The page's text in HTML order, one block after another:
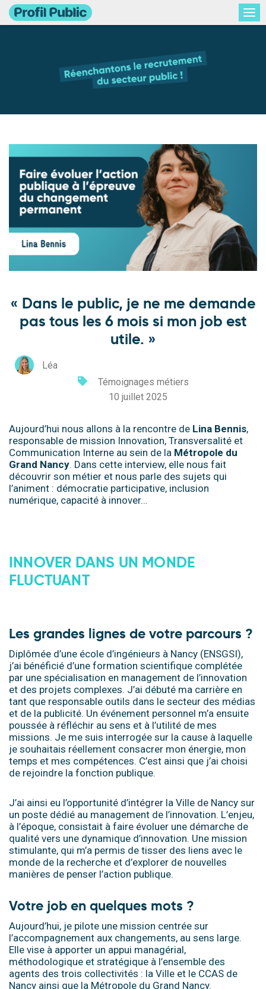
« Dans le public, je ne me demande
pas tous les 6 mois si mon job est
utile. »
Léa
Témoignages métiers
10 juillet 2025
Aujourd’hui nous allons à la rencontre de Lina Bennis,
responsable de mission Innovation, Transversalité et
Communication Interne au sein de la Métropole du
Grand Nancy. Dans cette interview, elle nous fait
découvrir son métier et nous parle des sujets qui
l’animent : démocratie participative, inclusion
numérique, capacité à innover…
INNOVER DANS UN MONDE
FLUCTUANT
Les grandes lignes de votre parcours ?
Diplômée d’une école d’ingénieurs à Nancy (ENSGSI),
j’ai bénéficié d’une formation scientifique complétée
par une spécialisation en management de l’innovation
et des projets complexes. J’ai débuté ma carrière en
tant que responsable outils dans le secteur des médias
et de la publicité. Un événement personnel m’a ensuite
poussée à réfléchir au sens et à l’utilité de mes
missions. Je me suis interrogée sur la cause à laquelle
je souhaitais réellement consacrer mon énergie, mon
temps et mes compétences. C’est ainsi que j’ai choisi
de rejoindre la fonction publique.
J’ai ainsi eu l’opportunité d’intégrer la Ville de Nancy sur
un poste dédié au management de l’innovation. L’enjeu,
à l’époque, consistait à faire évoluer une démarche de
qualité vers une dynamique d’innovation. Une mission
stimulante, qui m’a permis de tisser des liens avec le
monde de la recherche et d’explorer de nouvelles
manières de penser l’action publique.
Votre job en quelques mots ?
Aujourd’hui, je pilote une mission centrée sur
l’accompagnement aux changements, au sens large.
Elle vise à apporter un appui managérial,
méthodologique et stratégique à l’ensemble des
agents des trois collectivités : la Ville et le CCAS de
Nancy ainsi que la Métropole du Grand Nancy.